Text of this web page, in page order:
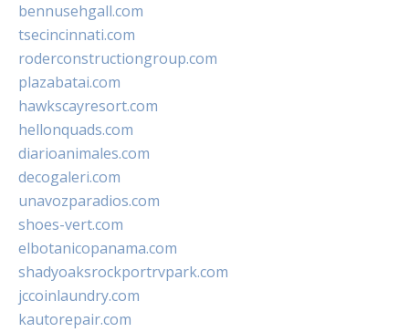
bennusehgall.com
tsecincinnati.com
roderconstructiongroup.com
plazabatai.com
hawkscayresort.com
hellonquads.com
diarioanimales.com
decogaleri.com
unavozparadios.com
shoes-vert.com
elbotanicopanama.com
shadyoaksrockportrvpark.com
jccoinlaundry.com
kautorepair.com